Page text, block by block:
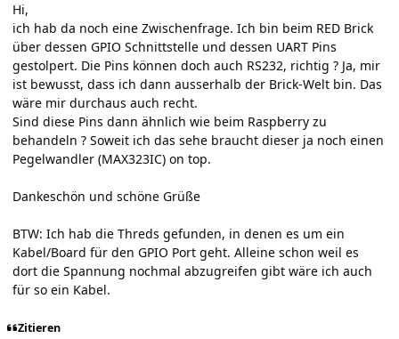
Hi,
ich hab da noch eine Zwischenfrage. Ich bin beim RED Brick
über dessen GPIO Schnittstelle und dessen UART Pins
gestolpert. Die Pins können doch auch RS232, richtig ? Ja, mir
ist bewusst, dass ich dann ausserhalb der Brick-Welt bin. Das
wäre mir durchaus auch recht.
Sind diese Pins dann ähnlich wie beim Raspberry zu
behandeln ? Soweit ich das sehe braucht dieser ja noch einen
Pegelwandler (MAX323IC) on top.
Dankeschön und schöne Grüße
BTW: Ich hab die Threds gefunden, in denen es um ein
Kabel/Board für den GPIO Port geht. Alleine schon weil es
dort die Spannung nochmal abzugreifen gibt wäre ich auch
für so ein Kabel.
Zitieren